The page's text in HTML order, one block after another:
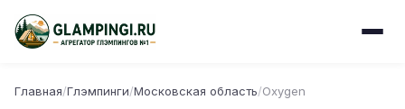
Главная/Глэмпинги/Московская область/Oxygen